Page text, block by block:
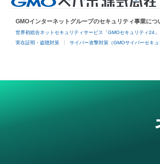
GMOインターネットグループのセキュリティ事業につ
世界初総合ネットセキュリティサービス「GMOセキュリティ24」
実在証明・盗聴対策 サイバー攻撃対策（GMOサイバーセキュ